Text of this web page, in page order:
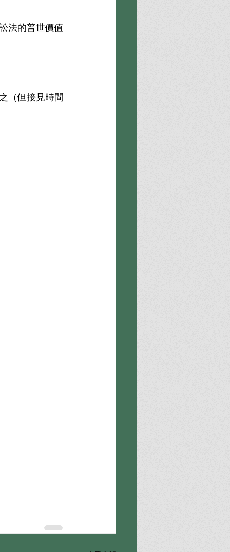
法的普世價值
（但接見時間